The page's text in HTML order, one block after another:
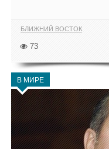
БЛИЖНИЙ ВОСТОК
73
В МИРЕ